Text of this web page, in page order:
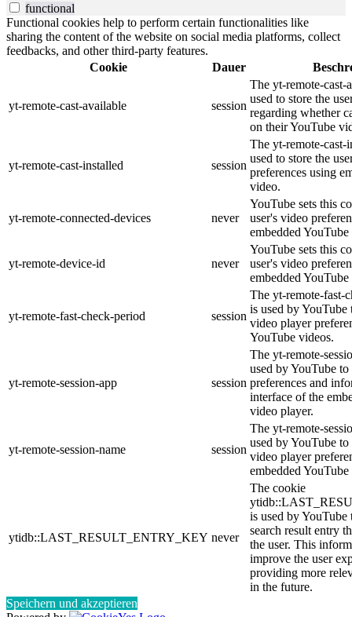
functional
Functional cookies help to perform certain functionalities like
sharing the content of the website on social media platforms, collect
feedbacks, and other third-party features.
Cookie
Dauer
yt-remote-cast-available session
The yt-remote-cast-
used to store the
regarding whether
on their YouTube
yt-remote-cast-installed session
The yt-remote-cast-
used to store the
preferences using
video.
yt-remote-connected-devices never
YouTube sets this
user's video
embedded
yt-remote-device-id never
YouTube sets this
user's video
embedded
yt-remote-fast-check-period session
The yt-remote-fast-
is used by YouTube
video player
YouTube videos.
yt-remote-session-app session
The yt-remote-
used by YouTube to
preferences and
interface of the
video player.
yt-remote-session-name session
The yt-remote-
used by YouTube to
video player
embedded
ytidb::LAST_RESULT_ENTRY_KEY never
The cookie
is used by YouTube
search result entry
the user. This
improve the user
providing more
in the future.
Speichern und akzeptieren